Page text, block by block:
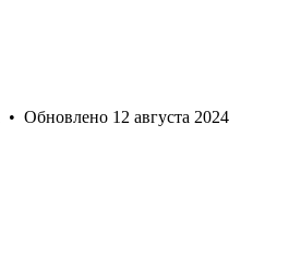
• Обновлено 12 августа 2024